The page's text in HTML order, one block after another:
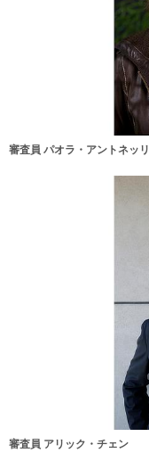
審査員 パオラ・アントネッリ
審査員 アリック・チェン